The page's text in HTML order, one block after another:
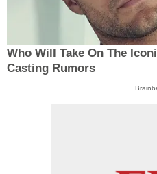
Who Will Take On The
Casting Rumors